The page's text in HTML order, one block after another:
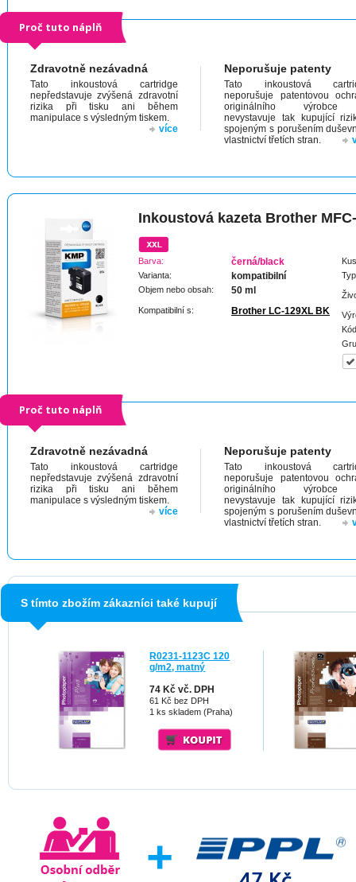
Proč tuto náplň
Zdravotně nezávadná
Tato inkoustová cartridge
nepředstavuje zvýšená zdravotní
rizika při tisku ani během
manipulace s výsledným tiskem.
více
Neporušuje patenty
Tato inkoustová
neporušuje patentovou
originálního
nevystavuje tak kupující
spojeným s porušením
vlastnictví třetích stran.
Inkoustová kazeta Brother
Barva: černá/black
Varianta: kompatibilní
Objem nebo obsah: 50 ml
Kompatibilní s: Brother LC-129XL BK
Proč tuto náplň
Zdravotně nezávadná
Tato inkoustová cartridge
nepředstavuje zvýšená zdravotní
rizika při tisku ani během
manipulace s výsledným tiskem.
více
Neporušuje patenty
Tato inkoustová
neporušuje patentovou
originálního
nevystavuje tak kupující
spojeným s porušením
vlastnictví třetích stran.
S tímto zbožím zákazníci také kupují
R0231-1123C 120
g/m2, matný
74 Kč vč. DPH
61 Kč bez DPH
1 ks skladem (Praha)